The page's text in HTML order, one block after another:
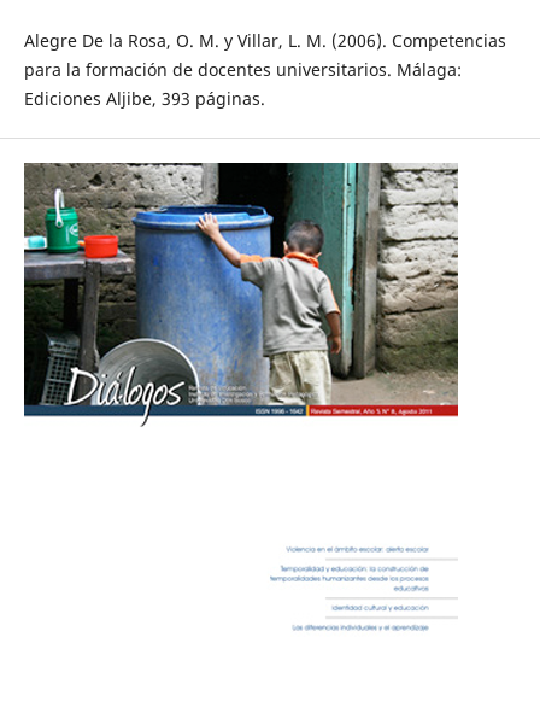
Alegre De la Rosa, O. M. y Villar, L. M. (2006). Competencias
para la formación de docentes universitarios. Málaga:
Ediciones Aljibe, 393 páginas.